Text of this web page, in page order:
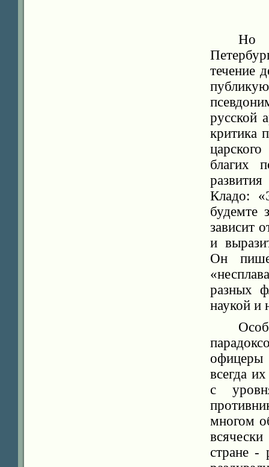
Но
течение
русской
критика
благих
Кладо:
будемте
зависит
и
Он
разных
наукой и
всегда
с
многом
стране -